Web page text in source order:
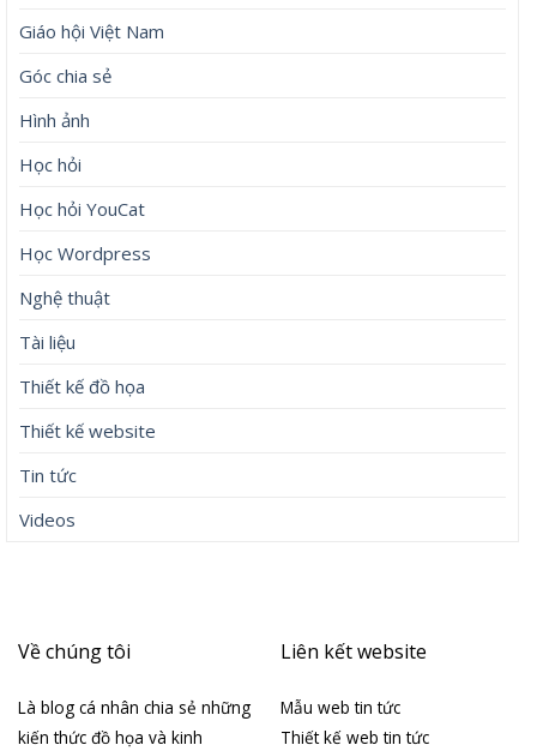
Giáo hội Việt Nam
Góc chia sẻ
Hình ảnh
Học hỏi
Học hỏi YouCat
Học Wordpress
Nghệ thuật
Tài liệu
Thiết kế đồ họa
Thiết kế website
Tin tức
Videos
Về chúng tôi
Là blog cá nhân chia sẻ những
kiến thức đồ họa và kinh
Liên kết website
Mẫu web tin tức
Thiết kế web tin tức